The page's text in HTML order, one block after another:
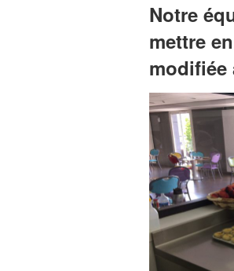
Notre
mettre
modifiée